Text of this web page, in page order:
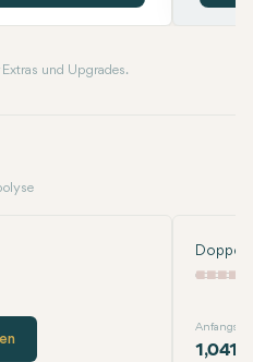
Extras und Upgrades.